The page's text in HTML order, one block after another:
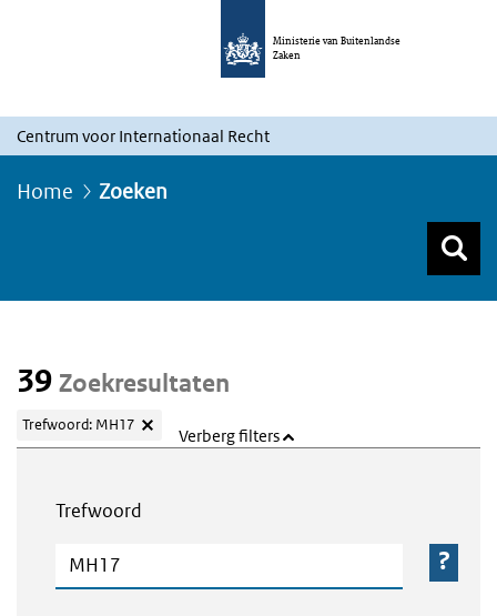
Ministerie van Buitenlandse
Zaken
Centrum voor Internationaal Recht
Home Zoeken
39 Zoekresultaten
Trefwoord: MH17
Verberg filters
Trefwoord
Trefwoord